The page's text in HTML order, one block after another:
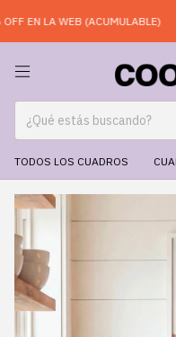
EN LA WEB (ACUMULABLE)
TODOS LOS CUADROS